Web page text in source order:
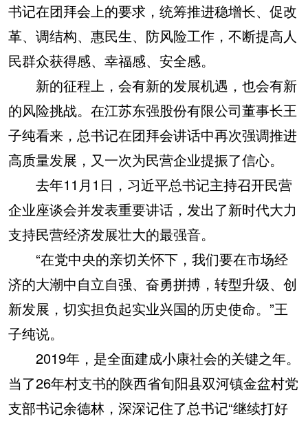
书记在团拜会上的要求，统筹推进稳增长、促改
革、调结构、惠民生、防风险工作，不断提高人
民群众获得感、幸福感、安全感。
新的征程上，会有新的发展机遇，也会有新
的风险挑战。在江苏东强股份有限公司董事长王
子纯看来，总书记在团拜会讲话中再次强调推进
高质量发展，又一次为民营企业提振了信心。
去年11月1日，习近平总书记主持召开民营
企业座谈会并发表重要讲话，发出了新时代大力
支持民营经济发展壮大的最强音。
“在党中央的亲切关怀下，我们要在市场经
济的大潮中自立自强、奋勇拼搏，转型升级、创
新发展，切实担负起实业兴国的历史使命。”王
子纯说。
2019年，是全面建成小康社会的关键之年。
当了26年村支书的陕西省旬阳县双河镇金盆村党
支部书记余德林，深深记住了总书记“继续打好